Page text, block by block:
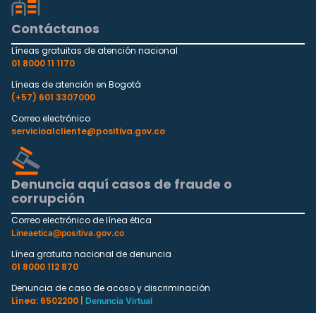
Contáctanos
Líneas gratuitas de atención nacional
01 8000 11 1170
Líneas de atención en Bogotá
(+57) 601 3307000
Correo electrónico
servicioalcliente@positiva.gov.co
Denuncia aquí casos de fraude o
corrupción
Correo electrónico de línea ética
Lineaetica@positiva.gov.co
Línea gratuita nacional de denuncia
01 8000 112 870
Denuncia de caso de acoso y discriminación
Línea: 6502200 |
Denuncia Virtual